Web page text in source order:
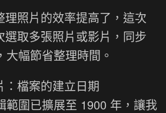
照片的效率提高了，這次
選取多張照片或影片，同步
幅節省整理時間。
：檔案的建立日期
範圍已擴展至 1900 年，讓我